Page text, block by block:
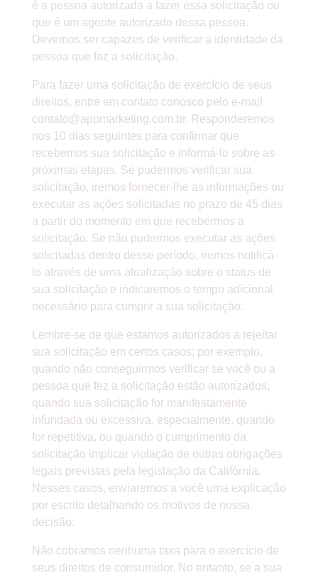
é a pessoa autorizada a fazer essa solicitação ou
que é um agente autorizado dessa pessoa.
Devemos ser capazes de verificar a identidade da
pessoa que faz a solicitação.
Para fazer uma solicitação de exercício de seus
direitos, entre em contato conosco pelo e-mail
contato@appmarketing.com.br. Responderemos
nos 10 dias seguintes para confirmar que
recebemos sua solicitação e informá-lo sobre as
próximas etapas. Se pudermos verificar sua
solicitação, iremos fornecer-lhe as informações ou
executar as ações solicitadas no prazo de 45 dias
a partir do momento em que recebermos a
solicitação. Se não pudermos executar as ações
solicitadas dentro desse período, iremos notificá-
lo através de uma atualização sobre o status de
sua solicitação e indicaremos o tempo adicional
necessário para cumprir a sua solicitação.
Lembre-se de que estamos autorizados a rejeitar
sua solicitação em certos casos; por exemplo,
quando não conseguirmos verificar se você ou a
pessoa que fez a solicitação estão autorizados,
quando sua solicitação for manifestamente
infundada ou excessiva, especialmente, quando
for repetitiva, ou quando o cumprimento da
solicitação implicar violação de outras obrigações
legais previstas pela legislação da Califórnia.
Nesses casos, enviaremos a você uma explicação
por escrito detalhando os motivos de nossa
decisão.
Não cobramos nenhuma taxa para o exercício de
seus direitos de consumidor. No entanto, se a sua